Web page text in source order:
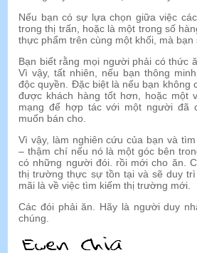
Nếu bạn có sự lựa chọn giữa việc
trong thị trấn, hoặc là một trong số
thực phẩm trên cùng một khối, mà bạn
Bạn biết rằng mọi người phải có thức
Vì vậy, tất nhiên, nếu bạn thông
độc quyền. Đặc biệt là nếu bạn không
được khách hàng tốt hơn, hoặc một
mạng để hợp tác với một người đã
muốn bán cho.
Vì vậy, làm nghiên cứu của bạn và
– thậm chí nếu nó là một góc bên
có những người đói. rồi mới cho ăn.
thị trường thực sự tồn tại và sẽ duy
mãi là về việc tìm kiếm thị trường mới.
Các đói phải ăn. Hãy là người duy
chúng.